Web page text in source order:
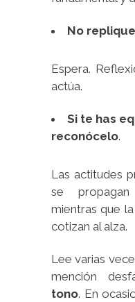
No
Espera.
actúa.
Si te has
reconócelo.
Las actitudes
se
mientras que
cotizan al alza.
Lee varias
mención
tono. En